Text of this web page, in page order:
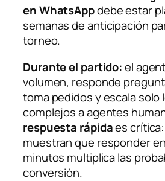
en WhatsAppdebe estar
semanas de anticipación
torneo.
Durante el partido:el
volumen, responde
toma pedidos y escala solo
complejos a agentes
respuesta rápidaes
muestran que responder
minutos multiplica las
conversión.